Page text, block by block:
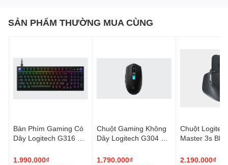
hảo, bạn có thể tận hưởng trải nghiệm gõ rộng rãi và thoải mái ở
bất cứ đâu.
SẢN PHẨM THƯỜNG MUA CÙNG
Bàn Phím Gaming Có
Dây Logitech G316 X
1.990.000₫
Chuột Gaming Không
Dây Logitech G304 X
LIGHTSPEED
1.790.000₫
Chuột
Master 3s
2.190.000₫